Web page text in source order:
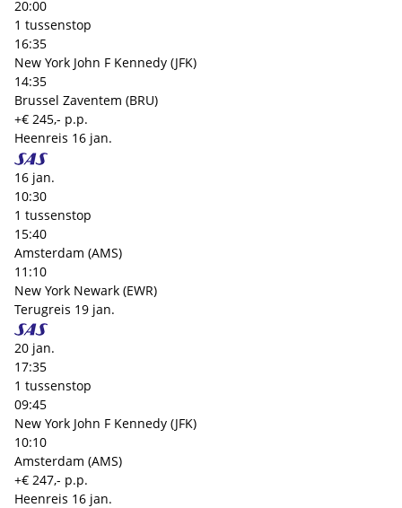
20:00
1 tussenstop
16:35
New York John F Kennedy (JFK)
14:35
Brussel Zaventem (BRU)
+€ 245,- p.p.
Heenreis 16 jan.
16 jan.
10:30
1 tussenstop
15:40
Amsterdam (AMS)
11:10
New York Newark (EWR)
Terugreis 19 jan.
20 jan.
17:35
1 tussenstop
09:45
New York John F Kennedy (JFK)
10:10
Amsterdam (AMS)
+€ 247,- p.p.
Heenreis 16 jan.